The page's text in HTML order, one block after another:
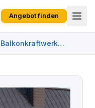
Angebot finden
Balkonkraftwerk
Ziegeldach 1800 Wp
W / Trina Solar / 450
Black) / Premium
Halterung / zwei